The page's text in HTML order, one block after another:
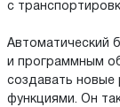
с
Автоматический
и программным
создавать новые
функциями. Он